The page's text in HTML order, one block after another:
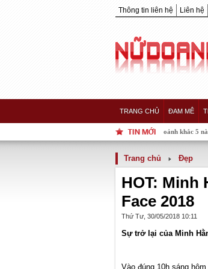
Thông tin liên hệ Liên hệ
TRANG CHỦ ĐAM MÊ
Khoảnh khắc 5 nàng Hậu của showbiz Việt
Trang chủ Đẹp
HOT: Minh
Face 2018
Thứ Tư, 30/05/2018 10:11
Sự trở lại của Minh
Vào đúng 10h sáng